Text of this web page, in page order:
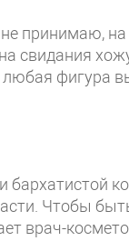
принимаю,
свидания
фигура
Чтобы
врач-